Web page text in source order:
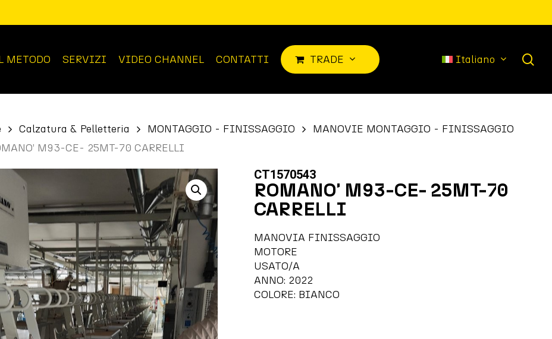
METODO SERVIZI VIDEO CHANNEL CONTATTI TRADE Italiano
Calzatura & Pelletteria MONTAGGIO - FINISSAGGIO
MANOVIE MONTAGGIO - FINISSAGGIO
M93-CE- 25MT-70 CARRELLI
CT1570543
ROMANO' M93-CE- 25MT-70
CARRELLI
MANOVIA FINISSAGGIO
MOTORE
USATO/A
ANNO: 2022
COLORE: BIANCO